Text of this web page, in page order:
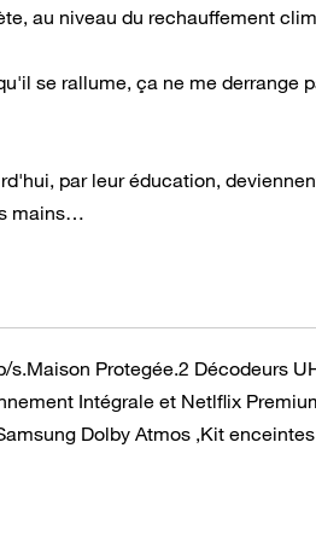
au niveau du rechauffement
se rallume, ça ne me derrange
par leur éducation,
mains…
Protegée.2 Décodeurs
Intégrale et Netlflix
Dolby Atmos ,Kit